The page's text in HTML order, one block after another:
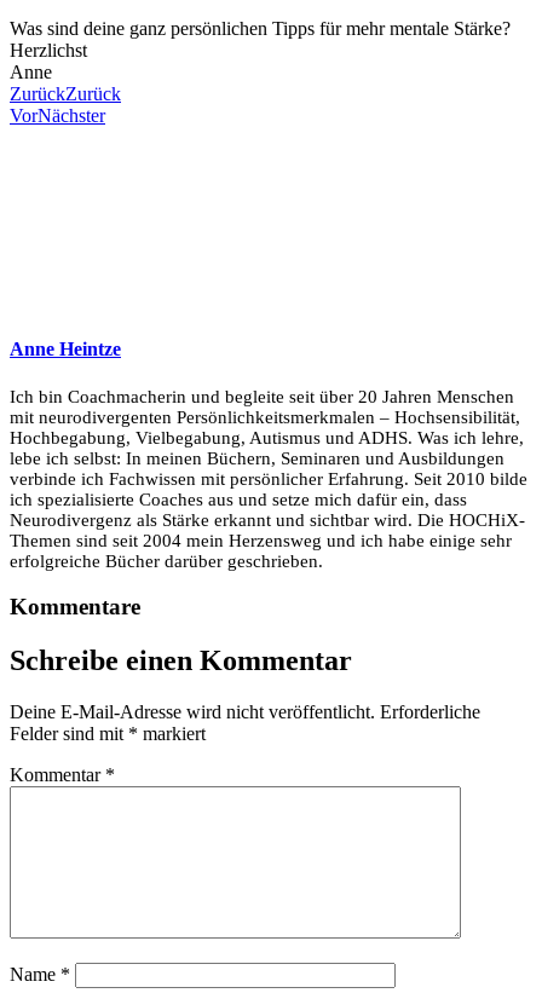
Was sind deine ganz persönlichen Tipps für mehr mentale Stärke?
Herzlichst
Anne
ZurückZurück
VorNächster
Anne Heintze
Ich bin Coachmacherin und begleite seit über 20 Jahren Menschen
mit neurodivergenten Persönlichkeitsmerkmalen – Hochsensibilität,
Hochbegabung, Vielbegabung, Autismus und ADHS. Was ich lehre,
lebe ich selbst: In meinen Büchern, Seminaren und Ausbildungen
verbinde ich Fachwissen mit persönlicher Erfahrung. Seit 2010 bilde
ich spezialisierte Coaches aus und setze mich dafür ein, dass
Neurodivergenz als Stärke erkannt und sichtbar wird. Die HOCHiX-
Themen sind seit 2004 mein Herzensweg und ich habe einige sehr
erfolgreiche Bücher darüber geschrieben.
Kommentare
Schreibe einen Kommentar
Deine E-Mail-Adresse wird nicht veröffentlicht. Erforderliche
Felder sind mit * markiert
Kommentar *
Name *